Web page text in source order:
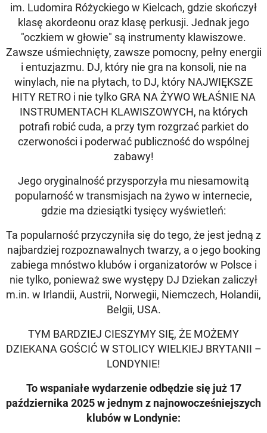
im. Ludomira Różyckiego w Kielcach, gdzie skończył
klasę akordeonu oraz klasę perkusji. Jednak jego
"oczkiem w głowie" są instrumenty klawiszowe.
Zawsze uśmiechnięty, zawsze pomocny, pełny energii
i entuzjazmu. DJ, który nie gra na konsoli, nie na
winylach, nie na płytach, to DJ, który NAJWIĘKSZE
HITY RETRO i nie tylko GRA NA ŻYWO WŁAŚNIE NA
INSTRUMENTACH KLAWISZOWYCH, na których
potrafi robić cuda, a przy tym rozgrzać parkiet do
czerwoności i poderwać publiczność do wspólnej
zabawy!
Jego oryginalność przysporzyła mu niesamowitą
popularność w transmisjach na żywo w internecie,
gdzie ma dziesiątki tysięcy wyświetleń:
Ta popularność przyczyniła się do tego, że jest jedną z
najbardziej rozpoznawalnych twarzy, a o jego booking
zabiega mnóstwo klubów i organizatorów w Polsce i
nie tylko, ponieważ swe występy DJ Dziekan zaliczył
m.in. w Irlandii, Austrii, Norwegii, Niemczech, Holandii,
Belgii, USA.
TYM BARDZIEJ CIESZYMY SIĘ, ŻE MOŻEMY
DZIEKANA GOŚCIĆ W STOLICY WIELKIEJ BRYTANII –
LONDYNIE!
To wspaniałe wydarzenie odbędzie się już 17
października 2025 w jednym z najnowocześniejszych
klubów w Londynie: